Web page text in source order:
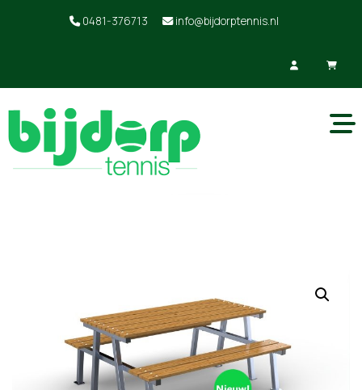
0481-376713 info@bijdorptennis.nl